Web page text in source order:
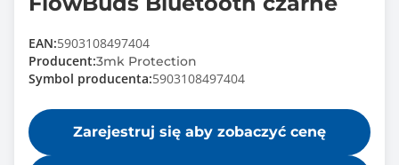
EAN:5903108497404
Producent:3mk Protection
Symbol producenta:5903108497404
Zarejestruj się aby zobaczyć cenę